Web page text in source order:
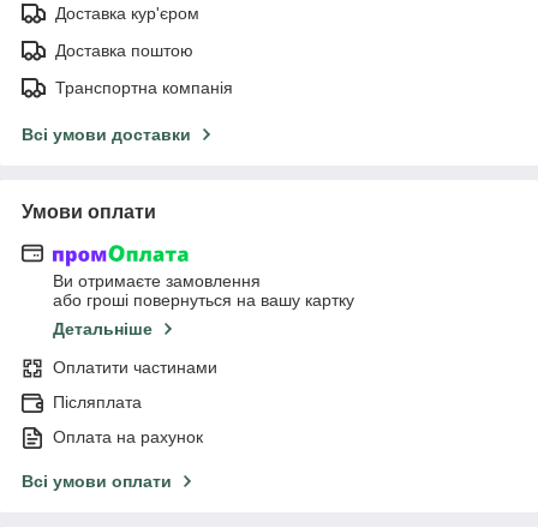
Доставка кур'єром
Доставка поштою
Транспортна компанія
Всі умови доставки
Умови оплати
Ви отримаєте замовлення
або гроші повернуться на вашу картку
Детальніше
Оплатити частинами
Післяплата
Оплата на рахунок
Всі умови оплати